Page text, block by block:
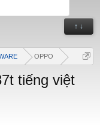
↑ ↓
OPPO
tiếng việt